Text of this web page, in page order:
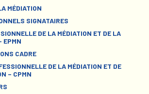
MÉDIATION
SIGNATAIRES
DE LA MÉDIATION ET DE LA
EPMN
CADRE
DE LA MÉDIATION ET DE
– CPMN